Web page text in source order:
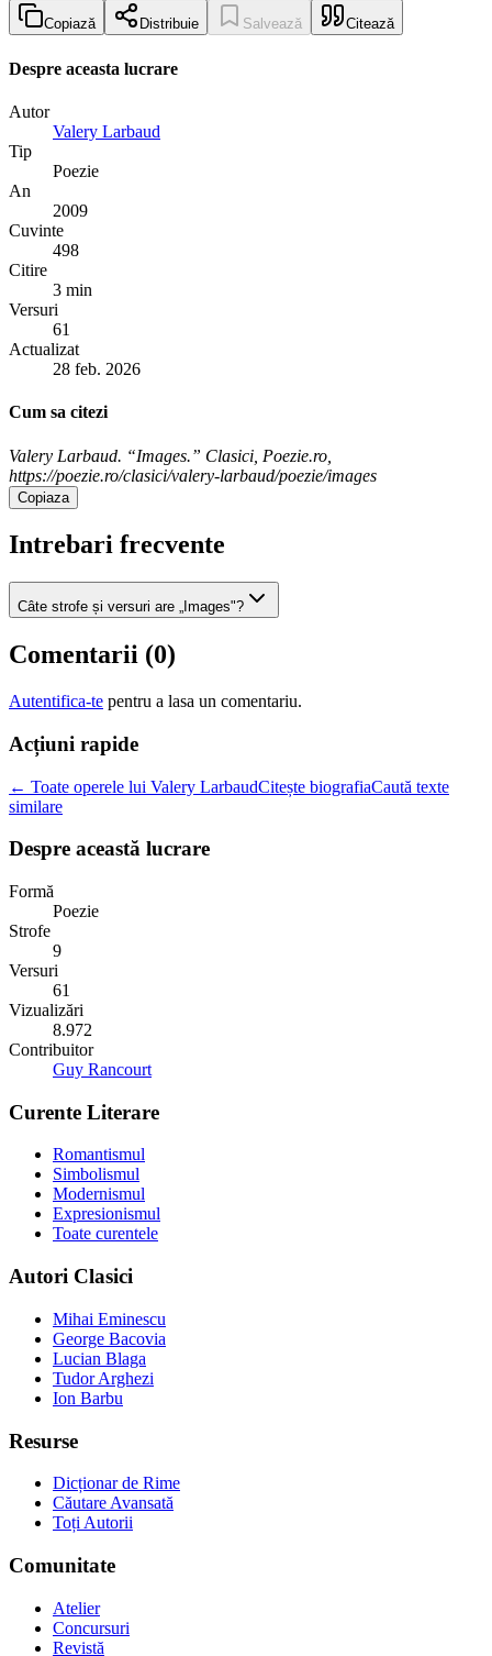
Copiază Distribuie Salvează Citează
Despre aceasta lucrare
Autor
Valery Larbaud
Tip
Poezie
An
2009
Cuvinte
498
Citire
3 min
Versuri
61
Actualizat
28 feb. 2026
Cum sa citezi
Valery Larbaud. “Images.” Clasici, Poezie.ro,
https://poezie.ro/clasici/valery-larbaud/poezie/images
Copiaza
Intrebari frecvente
Câte strofe și versuri are „Images"?
Comentarii (0)
Autentifica-te pentru a lasa un comentariu.
Acțiuni rapide
← Toate operele lui Valery LarbaudCitește biografiaCaută texte
similare
Despre această lucrare
Formă
Poezie
Strofe
9
Versuri
61
Vizualizări
8.972
Contribuitor
Guy Rancourt
Curente Literare
Romantismul
Simbolismul
Modernismul
Expresionismul
Toate curentele
Autori Clasici
Mihai Eminescu
George Bacovia
Lucian Blaga
Tudor Arghezi
Ion Barbu
Resurse
Dicționar de Rime
Căutare Avansată
Toți Autorii
Comunitate
Atelier
Concursuri
Revistă